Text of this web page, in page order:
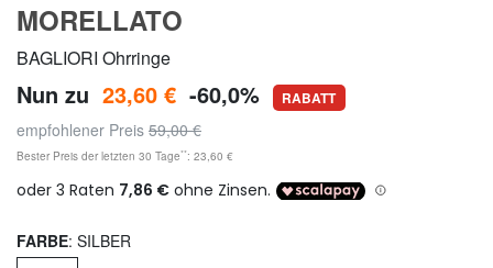
MORELLATO
BAGLIORI Ohrringe
Nun zu 23,60 € -60,0% RABATT
empfohlener Preis 59,00 €
Bester Preis der letzten 30 Tage**: 23,60 €
FARBE: SILBER